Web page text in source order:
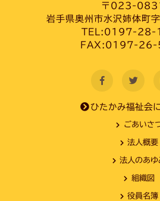
〒023-
岩手県奥州市水沢姉体町
TEL:0197-28-
FAX:0197-
ひたかみ福祉会
ごあいさ
法人概要
法人のあゆ
組織図
役員名簿